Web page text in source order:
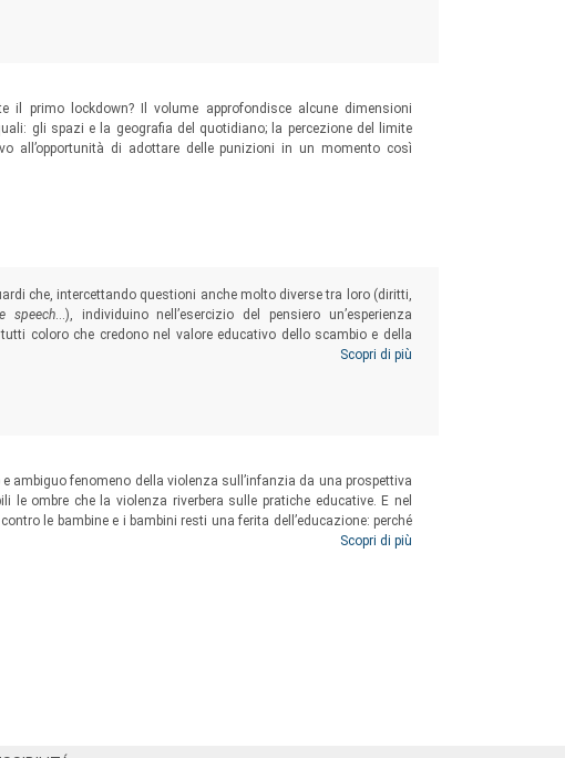
il primo lockdown? Il volume approfondisce alcune dimensioni
gli spazi e la geografia del quotidiano; la percezione del limite
all’opportunità di adottare delle punizioni in un momento così
che, intercettando questioni anche molto diverse tra loro (diritti,
speech…), individuino nell’esercizio del pensiero un’esperienza
coloro che credono nel valore educativo dello scambio e della
di contesti in cui i soggetti possano sperimentare il confronto,
Scopri di più
ambiguo fenomeno della violenza sull’infanzia da una prospettiva
le ombre che la violenza riverbera sulle pratiche educative. E nel
le bambine e i bambini resti una ferita dell’educazione: perché
violenza, che emerge nell’analisi dei vissuti, delle esperienze e
ed agire violento.
Scopri di più